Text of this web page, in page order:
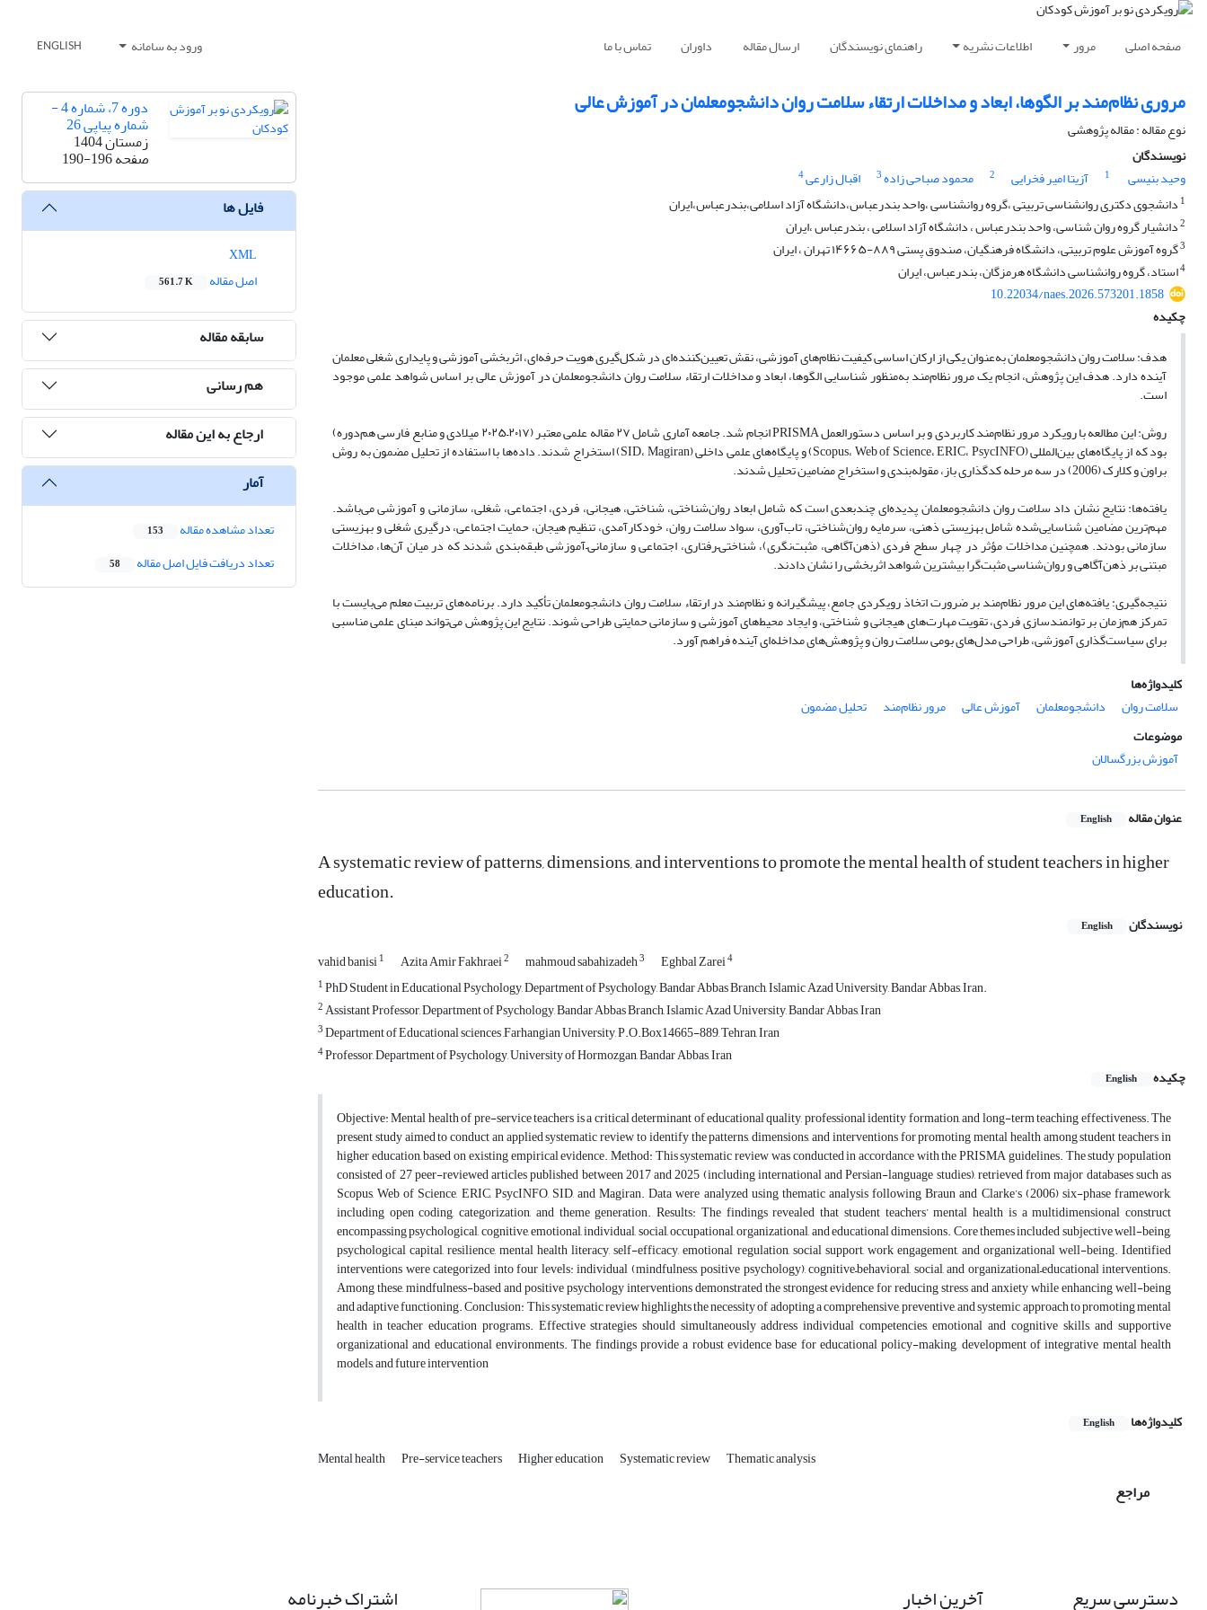
صفحه اصلی مرور اطلاعات نشریه راهنمای نویسندگان ارسال مقاله داوران تماس با ما ورود به سامانه ENGLISH
مروری نظام‌مند بر الگوها، ابعاد و مداخلات ارتقاء سلامت روان دانشجو‌معلمان در آموزش عالی
نوع مقاله : مقاله پژوهشی
نویسندگان
وحید بنیسی
1 آزیتا امیر فخرایی 2 محمود صباحی زاده3 اقبال زارعی4
1 دانشجوی دکتری روانشناسی تربیتی ،گروه روانشناسی ،واحد بندرعباس،دانشگاه آزاد اسلامی،بندرعباس،ایران
2دانشیار گروه روان شناسی، واحد بندرعباس ، دانشگاه آزاد اسلامی ، بندرعباس ،ایران
3گروه آموزش علوم تربیتی، دانشگاه فرهنگیان، صندوق پستی ۸۸۹-۱۴۶۶۵ تهران ، ایران
4استاد، گروه روانشناسی دانشگاه هرمزگان، بندرعباس، ایران
10.22034/naes.2026.573201.1858
چکیده
هدف: سلامت روان دانشجو‌معلمان به‌عنوان یکی از ارکان اساسی کیفیت نظام‌های آموزشی، نقش تعیین‌کننده‌ای در شکل‌گیری هویت حرفه‌ای، اثربخشی آموزشی و پایداری شغلی معلمان
آینده دارد. هدف این پژوهش، انجام یک مرور نظام‌مند به‌منظور شناسایی الگوها، ابعاد و مداخلات ارتقاء سلامت روان دانشجو‌معلمان در آموزش عالی بر اساس شواهد علمی موجود
است.
روش: این مطالعه با رویکرد مرور نظام‌مند کاربردی و بر اساس دستورالعمل PRISMA انجام شد. جامعه آماری شامل ۲۷ مقاله علمی معتبر (۲۰۱۷–۲۰۲۵ میلادی و منابع فارسی هم‌دوره)
بود که از پایگاه‌های بین‌المللی (Scopus، Web of Science، ERIC، PsycINFO) و پایگاه‌های علمی داخلی (SID، Magiran) استخراج شدند. داده‌ها با استفاده از تحلیل مضمون به روش
براون و کلارک (2006) در سه مرحله کدگذاری باز، مقوله‌بندی و استخراج مضامین تحلیل شدند.
یافته‌ها: نتایج نشان داد سلامت روان دانشجو‌معلمان پدیده‌ای چندبعدی است که شامل ابعاد روان‌شناختی، شناختی، هیجانی، فردی، اجتماعی، شغلی، سازمانی و آموزشی می‌باشد.
مهم‌ترین مضامین شناسایی‌شده شامل بهزیستی ذهنی، سرمایه روان‌شناختی، تاب‌آوری، سواد سلامت روان، خودکارآمدی، تنظیم هیجان، حمایت اجتماعی، درگیری شغلی و بهزیستی
سازمانی بودند. همچنین مداخلات مؤثر در چهار سطح فردی (ذهن‌آگاهی، مثبت‌نگری)، شناختی–رفتاری، اجتماعی و سازمانی–آموزشی طبقه‌بندی شدند که در میان آن‌ها، مداخلات
مبتنی بر ذهن‌آگاهی و روان‌شناسی مثبت‌گرا بیشترین شواهد اثربخشی را نشان دادند.
نتیجه‌گیری: یافته‌های این مرور نظام‌مند بر ضرورت اتخاذ رویکردی جامع، پیشگیرانه و نظام‌مند در ارتقاء سلامت روان دانشجو‌معلمان تأکید دارد. برنامه‌های تربیت معلم می‌بایست با
تمرکز هم‌زمان بر توانمندسازی فردی، تقویت مهارت‌های هیجانی و شناختی، و ایجاد محیط‌های آموزشی و سازمانی حمایتی طراحی شوند. نتایج این پژوهش می‌تواند مبنای علمی مناسبی
برای سیاست‌گذاری آموزشی، طراحی مدل‌های بومی سلامت روان و پژوهش‌های مداخله‌ای آینده فراهم آورد.
کلیدواژه‌ها
سلامت روان
دانشجو‌معلمان آموزش عالی مرور نظام‌مند
تحلیل مضمون
موضوعات
آموزش بزرگسالان
عنوان مقاله English
A systematic review of patterns, dimensions, and interventions to promote the mental health of student teachers in higher
education.
نویسندگان English
vahid banisi1 Azita Amir Fakhraei2 mahmoud sabahizadeh3 Eghbal Zarei4
1PhD Student in Educational Psychology, Department of Psychology, Bandar Abbas Branch, Islamic Azad University, Bandar Abbas, Iran.
2Assistant Professor, Department of Psychology, Bandar Abbas Branch, Islamic Azad University, Bandar Abbas, Iran
3Department of Educational sciences ,Farhangian University, P.O.Box14665-889, Tehran, Iran
4Professor, Department of Psychology, University of Hormozgan, Bandar Abbas, Iran
چکیده
English
Objective: Mental health of pre-service teachers is a critical determinant of educational quality, professional identity formation, and long-term teaching effectiveness. The
present study aimed to conduct an applied systematic review to identify the patterns, dimensions, and interventions for promoting mental health among student teachers in
higher education, based on existing empirical evidence. Method: This systematic review was conducted in accordance with the PRISMA guidelines. The study population
consisted of 27 peer-reviewed articles published between 2017 and 2025 (including international and Persian-language studies), retrieved from major databases such as
Scopus, Web of Science, ERIC, PsycINFO, SID, and Magiran. Data were analyzed using thematic analysis following Braun and Clarke’s (2006) six-phase framework,
including open coding, categorization, and theme generation. Results: The findings revealed that student teachers’ mental health is a multidimensional construct
encompassing psychological, cognitive, emotional, individual, social, occupational, organizational, and educational dimensions. Core themes included subjective well-being,
psychological capital, resilience, mental health literacy, self-efficacy, emotional regulation, social support, work engagement, and organizational well-being. Identified
interventions were categorized into four levels: individual (mindfulness, positive psychology), cognitive–behavioral, social, and organizational–educational interventions.
Among these, mindfulness-based and positive psychology interventions demonstrated the strongest evidence for reducing stress and anxiety while enhancing well-being
and adaptive functioning. Conclusion: This systematic review highlights the necessity of adopting a comprehensive, preventive, and systemic approach to promoting mental
health in teacher education programs. Effective strategies should simultaneously address individual competencies, emotional and cognitive skills, and supportive
organizational and educational environments. The findings provide a robust evidence base for educational policy-making, development of integrative mental health
models, and future intervention
کلیدواژه‌ها English
Mental health Pre-service teachers Higher education Systematic review Thematic analysis
مراجع
دوره 7، شماره 4 -
شماره پیاپی 26
زمستان 1404
صفحه190-196
فایل ها
اصل مقاله
561.7 K
سابقه مقاله
هم رسانی
ارجاع به این مقاله
آمار
تعداد مشاهده مقاله 153
تعداد دریافت فایل اصل مقاله 58
دسترسی سریع آخرین اخبار اشتراک خبرنامه